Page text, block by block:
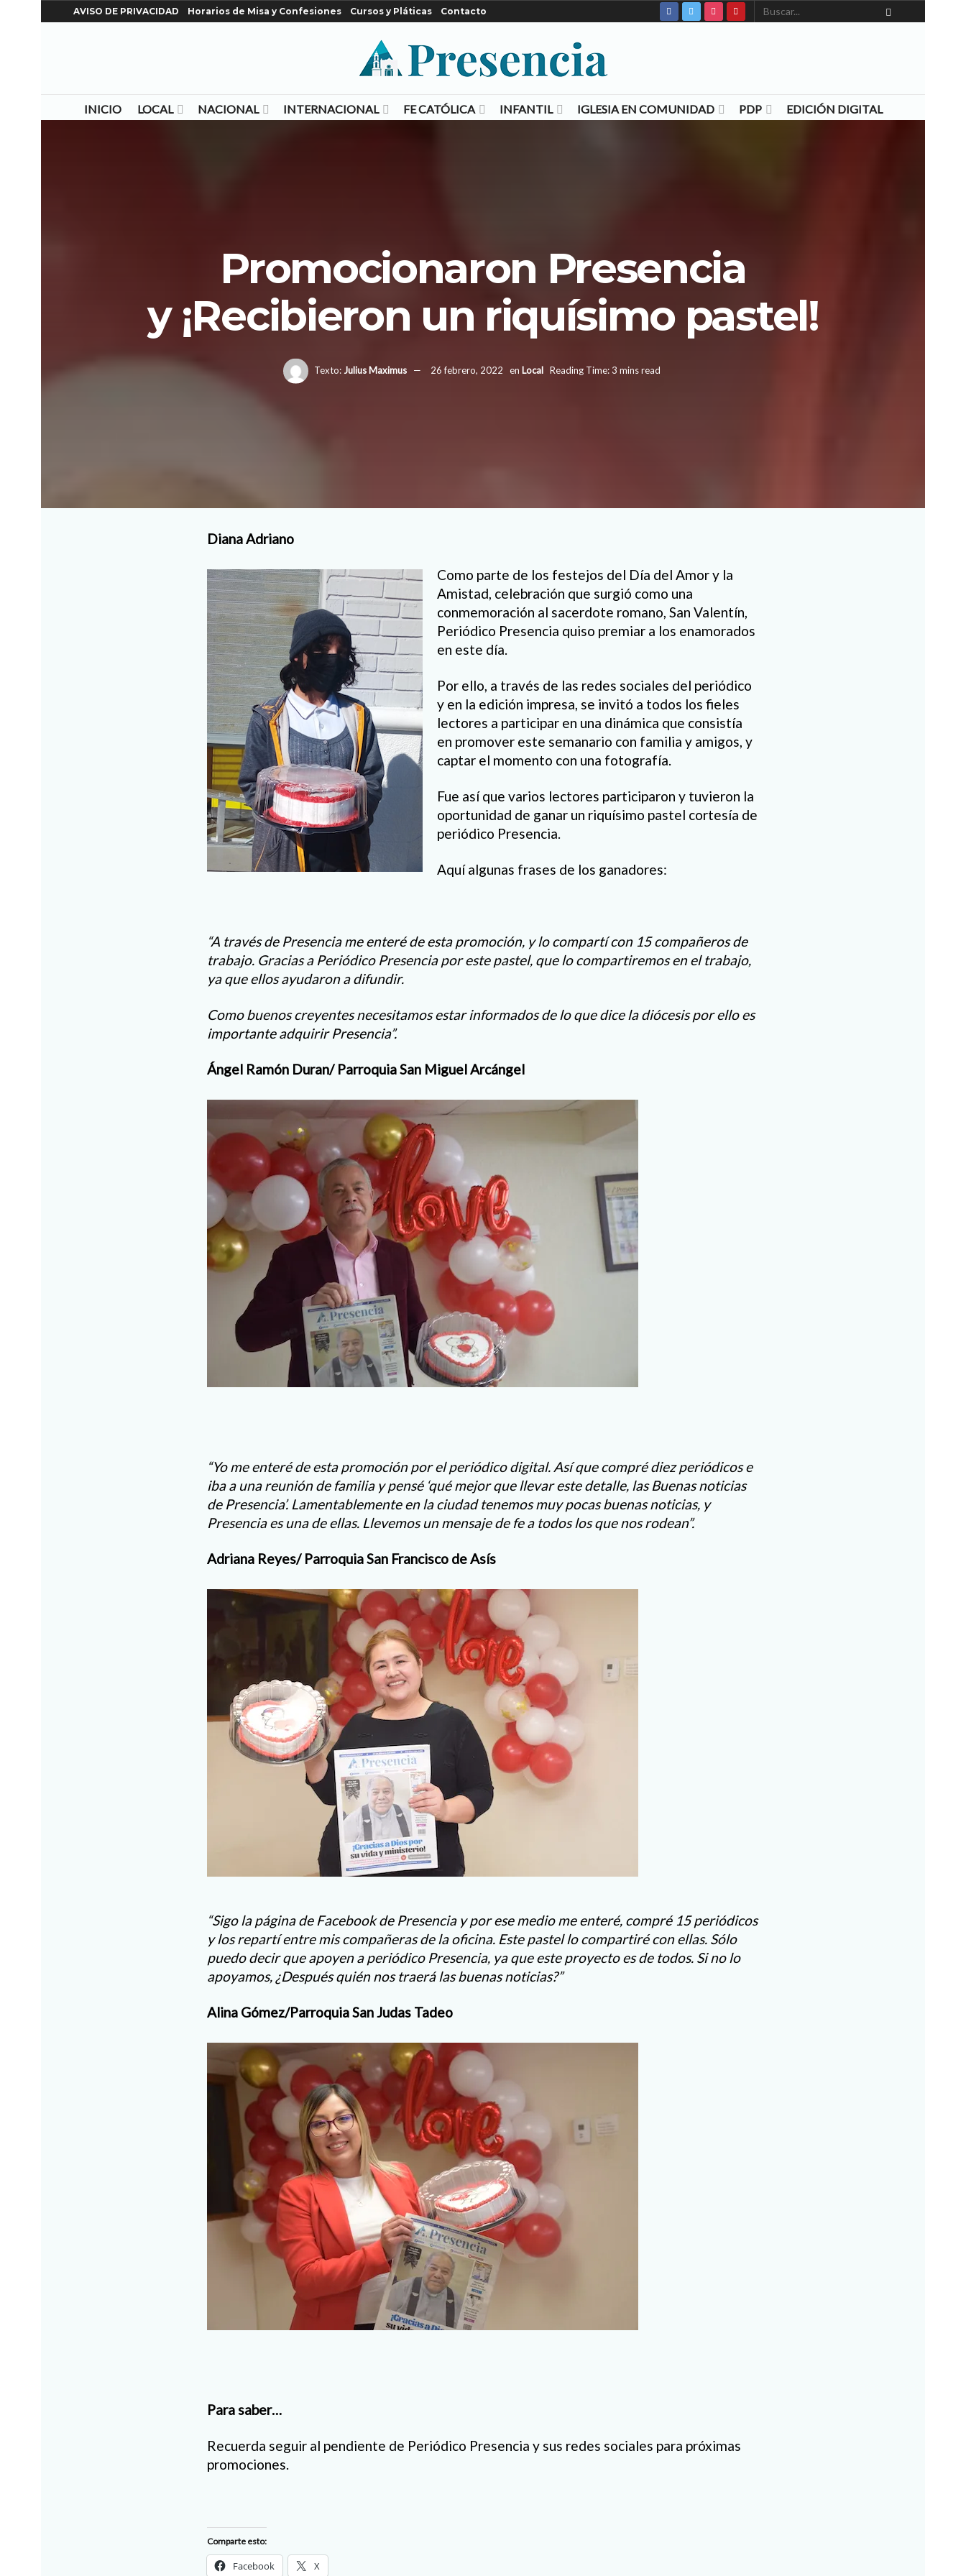
AVISO DE PRIVACIDAD Horarios de Misa y Confesiones Cursos y Pláticas Contacto
INICIO LOCAL NACIONAL INTERNACIONAL FE CATÓLICA INFANTIL IGLESIA EN COMUNIDAD PDP EDICIÓN DIGITAL
Promocionaron Presencia
y ¡Recibieron un riquísimo pastel!
Texto: Julius Maximus 26 febrero, 2022 en Local Reading Time: 3 mins read
Diana Adriano
Como parte de los festejos del Día del Amor y la
Amistad, celebración que surgió como una
conmemoración al sacerdote romano, San Valentín,
Periódico Presencia quiso premiar a los enamorados
en este día.
Por ello, a través de las redes sociales del periódico
y en la edición impresa, se invitó a todos los fieles
lectores a participar en una dinámica que consistía
en promover este semanario con familia y amigos, y
captar el momento con una fotografía.
Fue así que varios lectores participaron y tuvieron la
oportunidad de ganar un riquísimo pastel cortesía de
periódico Presencia.
Aquí algunas frases de los ganadores:
“A través de Presencia me enteré de esta promoción, y lo compartí con 15 compañeros de
trabajo. Gracias a Periódico Presencia por este pastel, que lo compartiremos en el trabajo,
ya que ellos ayudaron a difundir.
Como buenos creyentes necesitamos estar informados de lo que dice la diócesis por ello es
importante adquirir Presencia”.
Ángel Ramón Duran/ Parroquia San Miguel Arcángel
“Yo me enteré de esta promoción por el periódico digital. Así que compré diez periódicos e
iba a una reunión de familia y pensé ‘qué mejor que llevar este detalle, las Buenas noticias
de Presencia’. Lamentablemente en la ciudad tenemos muy pocas buenas noticias, y
Presencia es una de ellas. Llevemos un mensaje de fe a todos los que nos rodean”.
Adriana Reyes/ Parroquia San Francisco de Asís
“Sigo la página de Facebook de Presencia y por ese medio me enteré, compré 15 periódicos
y los repartí entre mis compañeras de la oficina. Este pastel lo compartiré con ellas. Sólo
puedo decir que apoyen a periódico Presencia, ya que este proyecto es de todos. Si no lo
apoyamos, ¿Después quién nos traerá las buenas noticias?”
Alina Gómez/Parroquia San Judas Tadeo
Para saber…
Recuerda seguir al pendiente de Periódico Presencia y sus redes sociales para próximas
promociones.
Comparte esto:
Facebook X